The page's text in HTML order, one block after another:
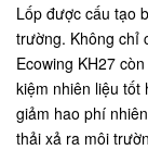
Lốp được cấu tạo
trường. Không chỉ
Ecowing KH27
kiệm nhiên liệu tốt
giảm hao phí
thải xả ra môi